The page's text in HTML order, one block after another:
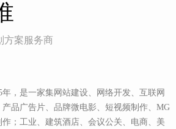
方案服务商
，是一家集网站建设、网络开发、互联网
品广告片、品牌微电影、短视频制作、MG
；工业、建筑酒店、会议公关、电商、美